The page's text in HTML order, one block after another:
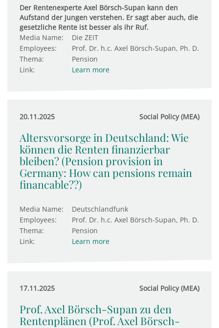
Der Rentenexperte Axel Börsch-Supan kann den
Aufstand der Jungen verstehen. Er sagt aber auch, die
gesetzliche Rente ist besser als ihr Ruf.
Media Name:
Die ZEIT
Employees:
Prof. Dr. h.c. Axel Börsch-Supan, Ph. D.
Thema:
Pension
Link:
Learn more
20.11.2025 Social Policy (MEA)
Altersvorsorge in Deutschland: Wie
können die Renten finanzierbar
bleiben? (Pension provision in
Germany: How can pensions remain
financable??)
Media Name:
Deutschlandfunk
Employees:
Prof. Dr. h.c. Axel Börsch-Supan, Ph. D.
Thema:
Pension
Link:
Learn more
17.11.2025 Social Policy (MEA)
Prof. Axel Börsch-Supan zu den
Rentenplänen (Prof. Axel Börsch-